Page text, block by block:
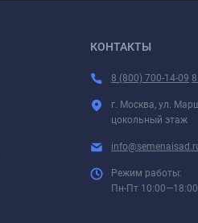
КОНТАКТЫ
8 (800) 700-14-09
г. Москва, ул.
цокольный этаж
Режим работы:
Пн-Пт